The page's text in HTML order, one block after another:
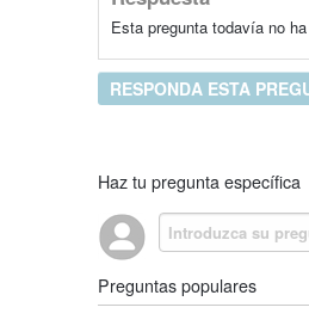
Esta pregunta todavía no
RESPONDA ESTA
Haz tu pregunta específica
Preguntas populares